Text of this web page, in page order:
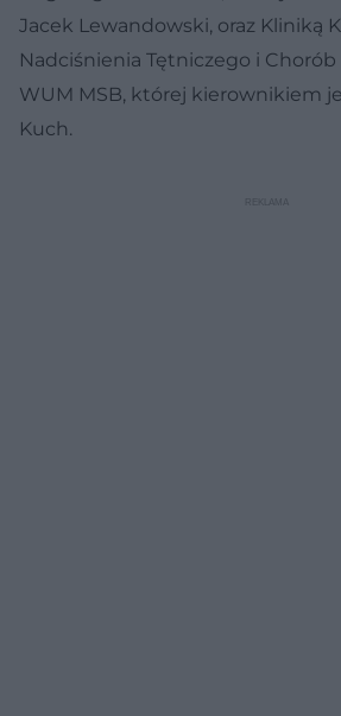
Jacek Lewandowski, oraz Kliniką
Nadciśnienia Tętniczego i
WUM MSB, której kierownikiem
Kuch.